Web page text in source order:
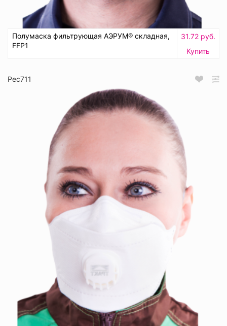
Полумаска фильтрующая АЭРУМ® складная,
FFP1
31.72 руб.
Купить
Рес711